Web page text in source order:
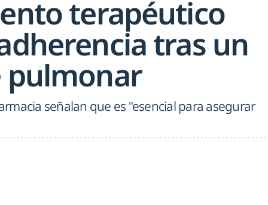
terapéutico
tras un
señalan que es "esencial para asegurar